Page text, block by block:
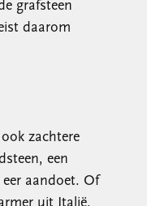
grafsteen
daarom
zachtere
een
aandoet. Of